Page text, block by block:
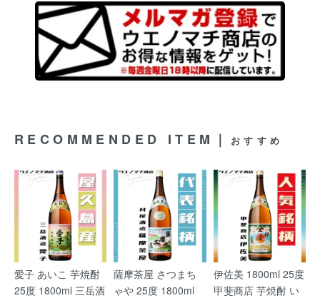
RECOMMENDED ITEM｜ おすすめ
愛子 あいこ 芋焼酎
25度 1800ml 三岳酒
薩摩茶屋 さつまち
ゃや 25度 1800ml
伊佐美 1800ml 25度
甲斐商店 芋焼酎 い